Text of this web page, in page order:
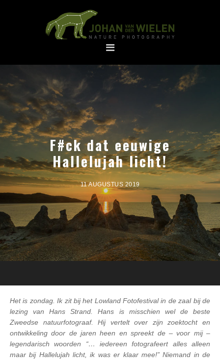
F#ck dat eeuwige
Hallelujah licht!
11 AUGUSTUS 2019
Het is zondag. Ik zit bij het Lowland Fotofestival in de zaal bij de
lezing van Hans Strand. Hans is misschien wel de beste
Zweedse natuurfotograaf. Hij vertelt over zijn zoektocht en
ontwikkeling door de jaren heen en spreekt de – voor mij –
legendarisch woorden “… iedereen fotografeert alles alleen
maar bij Hallelujah licht, ik was er klaar mee!” Niemand in de